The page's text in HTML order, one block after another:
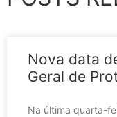
Nova data
Geral de
Na última quarta-